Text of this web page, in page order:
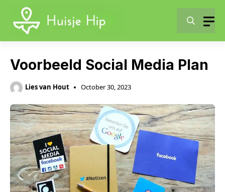
content
Voorbeeld Social Media Plan
Lies van Hout October 30, 2023